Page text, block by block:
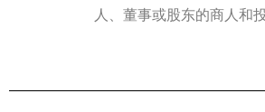
人、董事或股东的商人和投